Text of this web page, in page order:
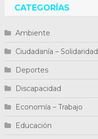
CATEGORÍAS
Ambiente
Ciudadanía – Solidaridad
Deportes
Discapacidad
Economía – Trabajo
Educación